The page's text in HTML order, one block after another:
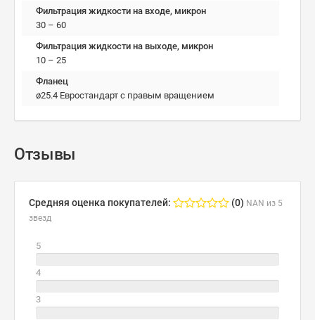
Фильтрация жидкости на входе, микрон
30 – 60
Фильтрация жидкости на выходе, микрон
10 – 25
Фланец
ø25.4 Евростандарт с правым вращением
Отзывы
Средняя оценка покупателей: (0) NAN из 5
звезд
5
4
3